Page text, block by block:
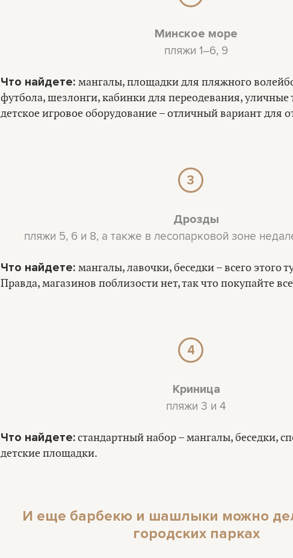
Минское море
пляжи 1–6, 9
Что найдете: мангалы, площадки для пляжного
футбола, шезлонги, кабинки для переодевания, уличные
детское игровое оборудование – отличный вариант для
3
Дрозды
пляжи 5, 6 и 8, а также в лесопарковой зоне
Что найдете: мангалы, лавочки, беседки – всего этого
Правда, магазинов поблизости нет, так что покупайте
4
Криница
пляжи 3 и 4
Что найдете:стандартный набор – мангалы, беседки,
детские площадки.
И еще барбекю и шашлыки можно
городских парках